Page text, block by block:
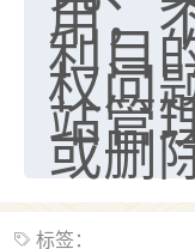
用，
利目
权问
站管
或删
标签：
鹿森：可
3小时前 来自河
付深
我是公司人事